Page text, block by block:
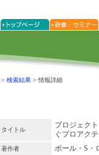
> 検索結果 > 情報詳細
タイトル
プロジェク
ぐプロアク
著作者 ポール・S